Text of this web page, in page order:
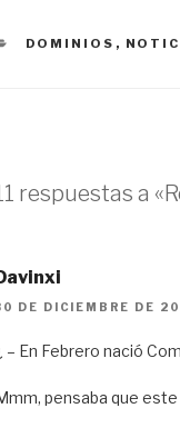
CATEGORÍAS
DOMINIOS ,
respuestas a
DE DICIEMBRE DE
– En Febrero nació
pensaba que